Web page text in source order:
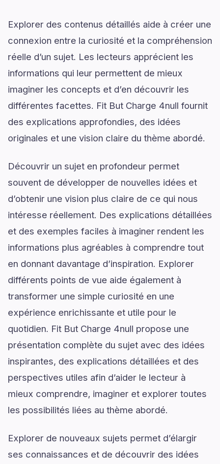
Explorer des contenus détaillés aide à créer une
connexion entre la curiosité et la compréhension
réelle d’un sujet. Les lecteurs apprécient les
informations qui leur permettent de mieux
imaginer les concepts et d’en découvrir les
différentes facettes. Fit But Charge 4null fournit
des explications approfondies, des idées
originales et une vision claire du thème abordé.
Découvrir un sujet en profondeur permet
souvent de développer de nouvelles idées et
d’obtenir une vision plus claire de ce qui nous
intéresse réellement. Des explications détaillées
et des exemples faciles à imaginer rendent les
informations plus agréables à comprendre tout
en donnant davantage d’inspiration. Explorer
différents points de vue aide également à
transformer une simple curiosité en une
expérience enrichissante et utile pour le
quotidien. Fit But Charge 4null propose une
présentation complète du sujet avec des idées
inspirantes, des explications détaillées et des
perspectives utiles afin d’aider le lecteur à
mieux comprendre, imaginer et explorer toutes
les possibilités liées au thème abordé.
Explorer de nouveaux sujets permet d’élargir
ses connaissances et de découvrir des idées